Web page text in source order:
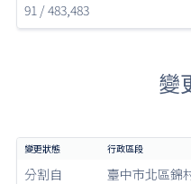
91 / 483,483
變
分割自 臺中市北區錦